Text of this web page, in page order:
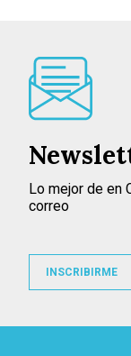
Lo mejor de en
correo
INSCRIBIRME